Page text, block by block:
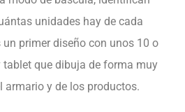
unidades hay de cada
primer diseño con unos 10 o
tablet que dibuja de forma muy
armario y de los productos.